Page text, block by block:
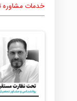
خدمات